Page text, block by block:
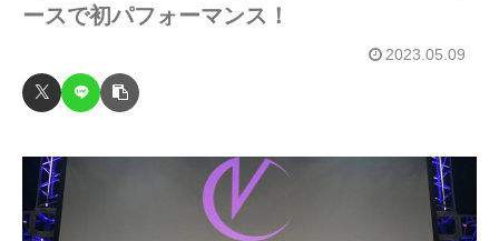
ースで初パフォーマンス！
2023.05.09